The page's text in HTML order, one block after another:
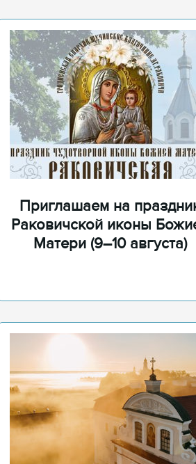
Приглашаем на
Раковичской иконы
Матери (9–10 августа)